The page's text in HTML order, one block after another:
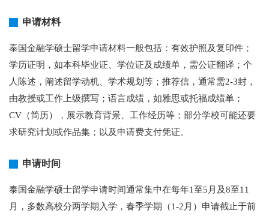
申请材料
泰国金融学硕士留学申请材料一般包括：有效护照及复印件；
学历证明，如本科毕业证、学位证及成绩单，需公证翻译；个
人陈述，阐述留学动机、学术规划等；推荐信，通常需2-3封，
由教授或工作上级撰写；语言成绩，如雅思或托福成绩单；
CV（简历），展示教育背景、工作经历等；部分学校可能还要
求研究计划或作品集；以及申请费支付凭证。
申请时间
泰国金融学硕士留学申请时间通常集中在每年1至5月及8至11
月，多数高校分两学期入学，春季学期（1-2月）申请截止于前